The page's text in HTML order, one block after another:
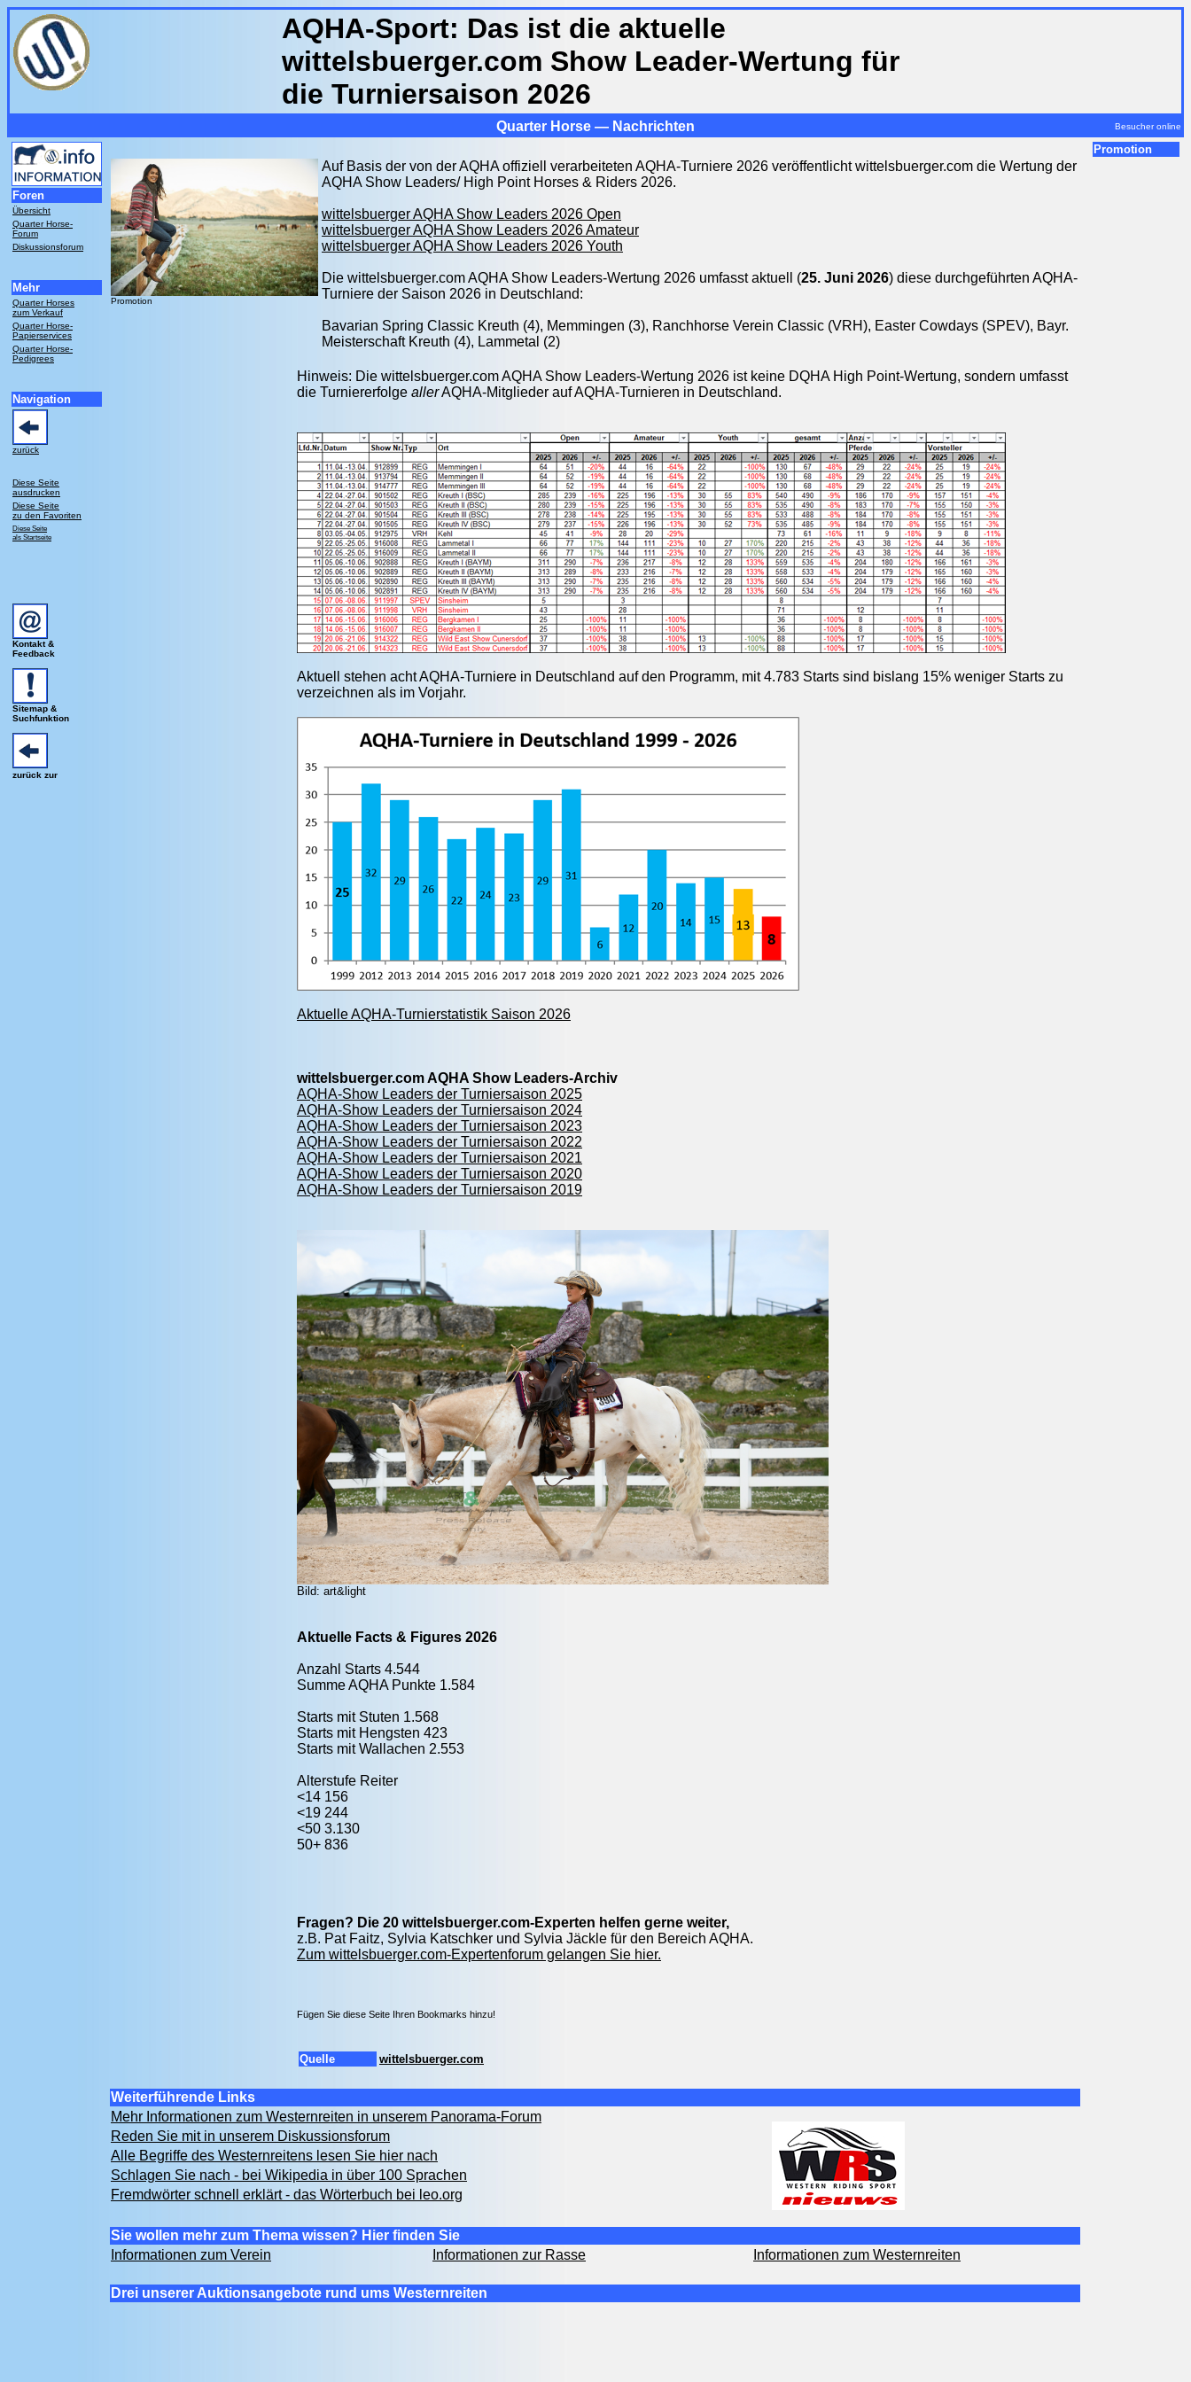
AQHA-Sport: Das ist die aktuelle
wittelsbuerger.com Show Leader-Wertung für
die Turniersaison 2026
Quarter Horse — Nachrichten Besucher online
Foren
Übersicht
Quarter Horse-
Forum
Diskussionsforum
Mehr
Quarter Horses
zum Verkauf
Quarter Horse-
Papierservices
Quarter Horse-
Pedigrees
Navigation
zurück
Diese Seite
ausdrucken
Diese Seite
zu den Favoriten
Diese Seite
als Startseite
Kontakt &
Feedback
Sitemap &
Suchfunktion
zurück zur
Promotion
Auf Basis der von der AQHA offiziell verarbeiteten AQHA-Turniere 2026 veröffentlicht wittelsbuerger.com die Wertung der
AQHA Show Leaders/ High Point Horses & Riders 2026.
wittelsbuerger AQHA Show Leaders 2026 Open
wittelsbuerger AQHA Show Leaders 2026 Amateur
wittelsbuerger AQHA Show Leaders 2026 Youth
Die wittelsbuerger.com AQHA Show Leaders-Wertung 2026 umfasst aktuell (25. Juni 2026) diese durchgeführten AQHA-
Turniere der Saison 2026 in Deutschland:
Bavarian Spring Classic Kreuth (4), Memmingen (3), Ranchhorse Verein Classic (VRH), Easter Cowdays (SPEV), Bayr.
Meisterschaft Kreuth (4), Lammetal (2)
Hinweis: Die wittelsbuerger.com AQHA Show Leaders-Wertung 2026 ist keine DQHA High Point-Wertung, sondern umfasst
die Turniererfolge allerAQHA-Mitglieder auf AQHA-Turnieren in Deutschland.
Aktuell stehen acht AQHA-Turniere in Deutschland auf den Programm, mit 4.783 Starts sind bislang 15% weniger Starts zu
verzeichnen als im Vorjahr.
Aktuelle AQHA-Turnierstatistik Saison 2026
wittelsbuerger.com AQHA Show Leaders-Archiv
AQHA-Show Leaders der Turniersaison 2025
AQHA-Show Leaders der Turniersaison 2024
AQHA-Show Leaders der Turniersaison 2023
AQHA-Show Leaders der Turniersaison 2022
AQHA-Show Leaders der Turniersaison 2021
AQHA-Show Leaders der Turniersaison 2020
AQHA-Show Leaders der Turniersaison 2019
Bild: art&light
Aktuelle Facts & Figures 2026
Anzahl Starts 4.544
Summe AQHA Punkte 1.584
Starts mit Stuten 1.568
Starts mit Hengsten 423
Starts mit Wallachen 2.553
Alterstufe Reiter
<14 156
<19 244
<50 3.130
50+ 836
Fragen? Die 20 wittelsbuerger.com-Experten helfen gerne weiter,
z.B. Pat Faitz, Sylvia Katschker und Sylvia Jäckle für den Bereich AQHA.
Zum wittelsbuerger.com-Expertenforum gelangen Sie hier.
Fügen Sie diese Seite Ihren Bookmarks hinzu!
Quelle wittelsbuerger.com
Weiterführende Links
Mehr Informationen zum Westernreiten in unserem Panorama-Forum
Reden Sie mit in unserem Diskussionsforum
Alle Begriffe des Westernreitens lesen Sie hier nach
Schlagen Sie nach - bei Wikipedia in über 100 Sprachen
Fremdwörter schnell erklärt - das Wörterbuch bei leo.org
Sie wollen mehr zum Thema wissen? Hier finden Sie
Informationen zum Verein
Informationen zur Rasse Informationen zum Westernreiten
Drei unserer Auktionsangebote rund ums Westernreiten
Promotion